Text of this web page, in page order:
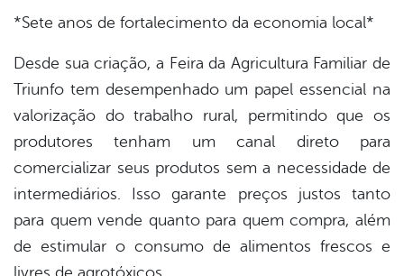
*Sete anos de fortalecimento da economia local*
Desde sua criação, a Feira da Agricultura Familiar de
Triunfo tem desempenhado um papel essencial na
valorização do trabalho rural, permitindo que os
produtores tenham um canal direto para
comercializar seus produtos sem a necessidade de
intermediários. Isso garante preços justos tanto
para quem vende quanto para quem compra, além
de estimular o consumo de alimentos frescos e